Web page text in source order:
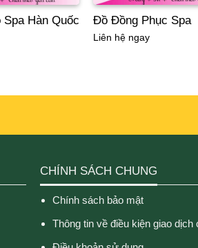
Đồ Đồng Phục Spa
Liên hệ ngay
Spa Hàn Quốc
CHÍNH SÁCH CHUNG
Chính sách bảo mật
Thông tin về điều kiện giao dịch